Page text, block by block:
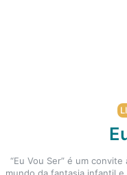
“Eu Vou Ser” é um